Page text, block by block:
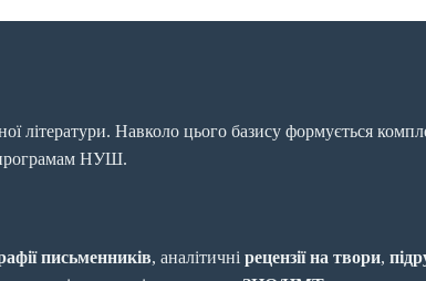
літератури. Навколо цього базису формується
програмам НУШ.
письменників, аналітичні рецензії на твори,